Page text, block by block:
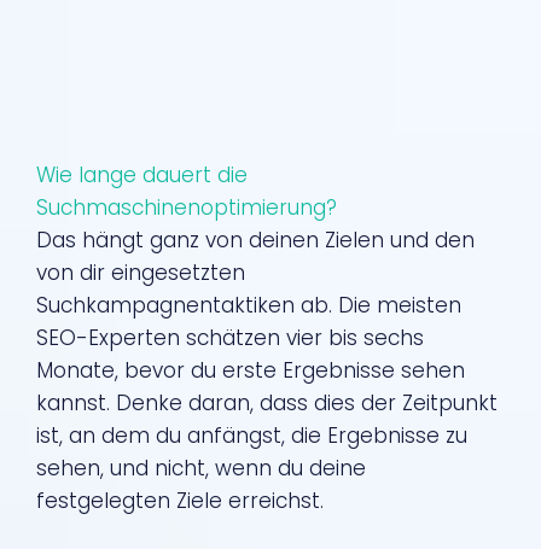
Wie lange dauert die
Suchmaschinenoptimierung?
Das hängt ganz von deinen Zielen und den
von dir eingesetzten
Suchkampagnentaktiken ab. Die meisten
SEO-Experten schätzen vier bis sechs
Monate, bevor du erste Ergebnisse sehen
kannst. Denke daran, dass dies der Zeitpunkt
ist, an dem du anfängst, die Ergebnisse zu
sehen, und nicht, wenn du deine
festgelegten Ziele erreichst.